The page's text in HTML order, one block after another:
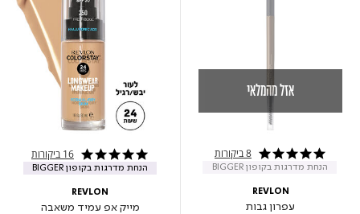
אזל מהמלאי
4.8 star rating 8 ביקורות
הנחת מדרגות בקופון BIGGER
REVLON
עפרון גבות
4.9 star rating 16 ביקורות
הנחת מדרגות בקופון BIGGER
REVLON
מייק אפ עמיד משאבה